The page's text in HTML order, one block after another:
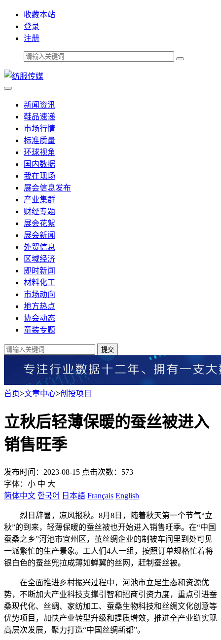
收藏本站
登录
注册
新闻资讯
鞋品速递
市场行情
标准质量
环球视角
国内数据
我在现场
展会信息发布
产业集群
财经专题
展会花絮
展会新闻
外贸信息
区域经济
即时新闻
材料化工
市场动向
地方热点
协会动态
童装专题
提交
首页>文章中心>创投项目
立秋后轻薄保暖的蚕丝被进入
销售旺季
发布时间：2023-08-15 点击次数：573
字体： 小 中 大
简体中文 한국어 日本語 Français English
烈日辞暑，凉风报秋。8月8日，随着秋天第一个节气“立
秋”的到来，轻薄保暖的蚕丝被也开始进入销售旺季。在“中国
蚕桑之乡”河池市宜州区，茧丝绸企业的制被车间里到处可见
一派繁忙的生产景象。工人们4人一组，按照订单规格忙着将
银白色的蚕丝兜拉成薄如蝉翼的丝网，赶制蚕丝被。
在全面推进乡村振兴过程中，河池市立足生态和资源优
势，不断加大产业科技支撑引智和招商引资力度，重点引进蚕
桑现代化、丝绸、家纺加工、蚕桑生物科技和丝绸文化创意等
优势项目，加快产业转型升级和提质增效，推进全产业链实现
高层次发展，聚力打造“中国丝绸新都”。